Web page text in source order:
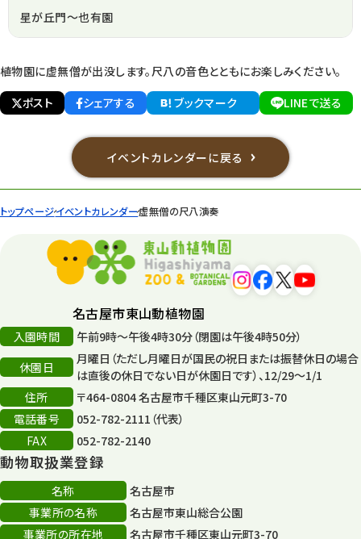
トップページイベントカレンダー虚無僧の尺八演奏
星が丘門～也有園
植物園に虚無僧が出没します。尺八の音色とともにお楽しみください。
ポスト
シェアする ブックマーク LINEで送る
イベントカレンダーに戻る
名古屋市東山動植物園
入園時間
午前9時～午後4時30分（閉園は午後4時50分）
休園日
月曜日（ただし月曜日が国民の祝日または振替休日の場合
は直後の休日でない日が休園日です）、12/29～1/1
住所
〒464-0804 名古屋市千種区東山元町3-70
電話番号
052-782-2111（代表）
FAX
052-782-2140
動物取扱業登録
名称
名古屋市
事業所の名称
名古屋市東山総合公園
事業所の所在地
名古屋市千種区東山元町3-70